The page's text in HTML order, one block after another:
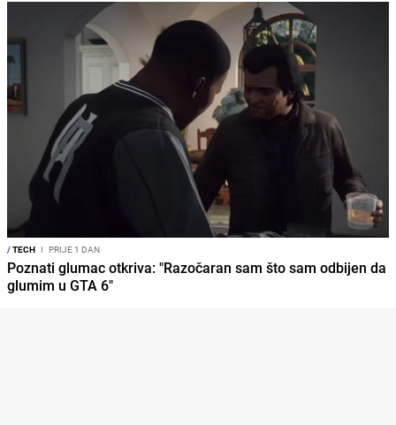
/TECH I PRIJE 1 DAN
Poznati glumac otkriva: "Razočaran sam što sam odbijen da
glumim u GTA 6"